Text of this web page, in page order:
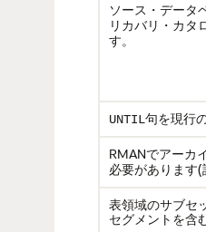
ソース・データ
リカバリ・カタ
す。
UNTIL句を現行
RMANでアーカ
必要があります(
表領域のサブセ
セグメントを含